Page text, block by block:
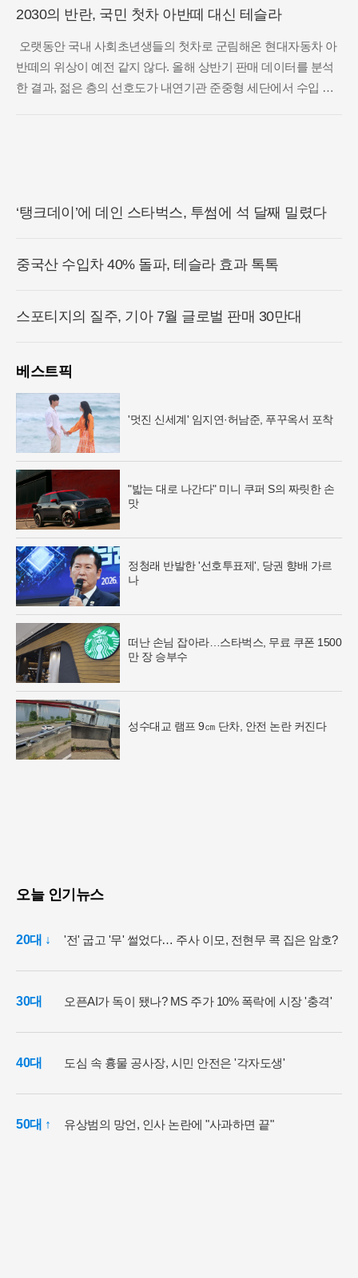
2030의 반란, 국민 첫차 아반떼 대신 테슬라
오랫동안 국내 사회초년생들의 첫차로 군림해온 현대자동차 아
반떼의 위상이 예전 같지 않다. 올해 상반기 판매 데이터를 분석
한 결과, 젊은 층의 선호도가 내연기관 준중형 세단에서 수입 전
‘탱크데이’에 데인 스타벅스, 투썸에 석 달째 밀렸다
중국산 수입차 40% 돌파, 테슬라 효과 톡톡
스포티지의 질주, 기아 7월 글로벌 판매 30만대
베스트픽
'멋진 신세계' 임지연·허남준, 푸꾸옥서 포착
"밟는 대로 나간다" 미니 쿠퍼 S의 짜릿한 손
맛
정청래 반발한 '선호투표제', 당권 향배 가르
나
떠난 손님 잡아라…스타벅스, 무료 쿠폰 1500
만 장 승부수
성수대교 램프 9㎝ 단차, 안전 논란 커진다
오늘 인기뉴스
20대 ↓ '전' 굽고 '무' 썰었다… 주사 이모, 전현무 콕 집은 암호?
30대 오픈AI가 독이 됐나? MS 주가 10% 폭락에 시장 '충격'
40대 도심 속 흉물 공사장, 시민 안전은 '각자도생'
50대 ↑ 유상범의 망언, 인사 논란에 "사과하면 끝"